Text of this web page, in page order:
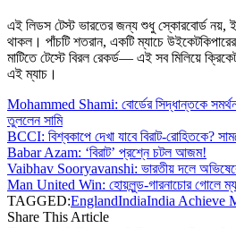
এই লিডস টেস্ট ভারতের জন্য শুধু স্কোরবোর্ড নয়,
থাকল। পাঁচটি শতরান, একটি ম্যাচে
মাটিতে টেস্টে বিরল রেকর্ড— এই সব মিলিয়ে
এই ম্যাচ।
Mohammed Shami: বোর্ডের সিদ্ধান্তকে সমর্থন
তুললেন সামি
BCCI: বিশ্বকাপে দেখা যাবে বিরাট-রোহিতকে?
Babar Azam: ‘বিরাট’ প্রশ্নে চটল আজম!
Vaibhav Sooryavanshi: ভারতীয় দলে
Man United Win: হোয়লুন্ড-গারনাচোর গোলে
TAGGED:EnglandIndiaIndia Achieve
Share This Article